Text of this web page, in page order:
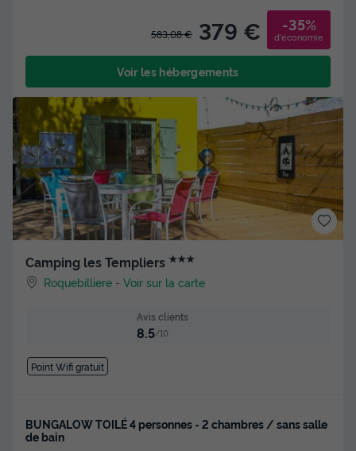
583,08 € 379 € -35%
d'économie
Voir les hébergements
Camping les Templiers ★★★
Roquebilliere -Voir sur la carte
Avis clients
8.5/10
Point Wifi gratuit
BUNGALOW TOILÉ 4 personnes - 2 chambres / sans salle
de bain